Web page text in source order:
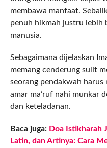
membawa manfaat.
penuh hikmah justru lebih
manusia.
Sebagaimana dijelaskan
memang cenderung sulit
seorang pendakwah harus
amar ma’ruf nahi munkar
dan keteladanan.
Baca juga: Doa Istikharah
Latin, dan Artinya: Cara